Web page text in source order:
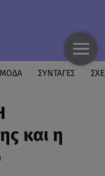
ΜΟΔΑ ΣΥΝΤΑΓΕΣ
και η